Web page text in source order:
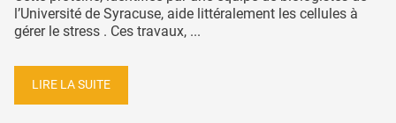
l’Université de Syracuse, aide littéralement les cellules à
gérer le stress . Ces travaux, ...
LIRE LA SUITE